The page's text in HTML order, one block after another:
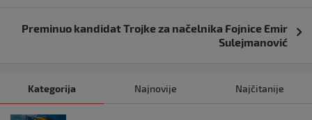
Preminuo kandidat Trojke za načelnika Fojnice Emir
Sulejmanović
Kategorija Najnovije Najčitanije